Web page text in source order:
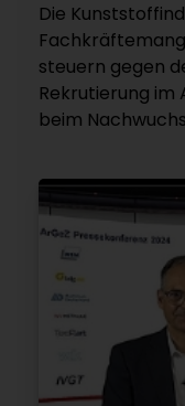
Die
steuern gegen
Rekrutierung im
beim